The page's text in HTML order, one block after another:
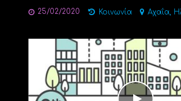
25/02/2020 Κοινωνία Αχαΐα,